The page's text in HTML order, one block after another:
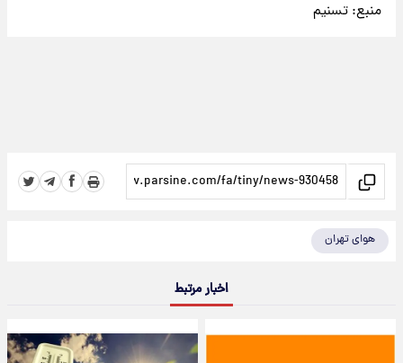
منبع: تسنیم
هوای تهران
اخبار مرتبط